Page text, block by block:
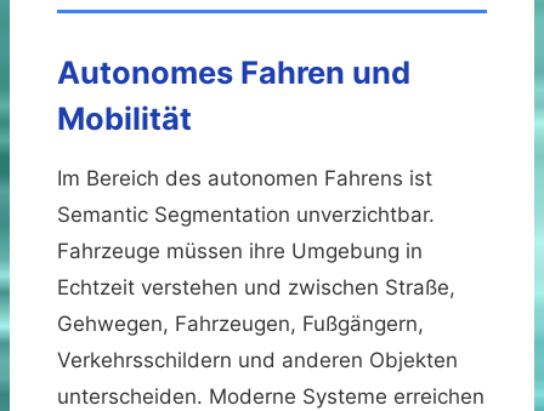
Autonomes Fahren und
Mobilität
Im Bereich des autonomen Fahrens ist
Semantic Segmentation unverzichtbar.
Fahrzeuge müssen ihre Umgebung in
Echtzeit verstehen und zwischen Straße,
Gehwegen, Fahrzeugen, Fußgängern,
Verkehrsschildern und anderen Objekten
unterscheiden. Moderne Systeme erreichen